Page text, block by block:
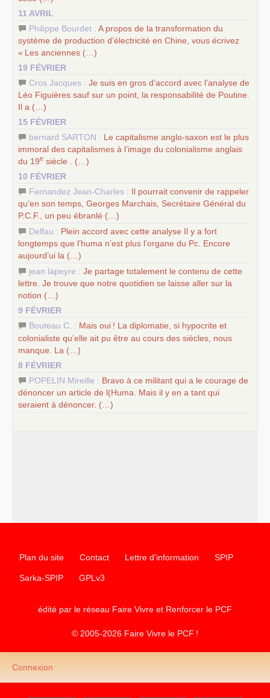
11 AVRIL
Philippe Bourdet : A propos de la transformation du
système de production d’électricité en Chine, vous écrivez
« Les anciennes (…)
19 FÉVRIER
Cros Jacques : Je suis en gros d’accord avec l’analyse de
Léo Figuières sauf sur un point, la responsabilité de Poutine.
Il a (…)
15 FÉVRIER
bernard SARTON : Le capitalisme anglo-saxon est le plus
immoral des capitalismes à l’image du colonialisme anglais
du 19e siècle . (…)
10 FÉVRIER
Fernandez Jean-Charles : Il pourrait convenir de rappeler
qu’en son temps, Georges Marchais, Secrétaire Général du
P.C. F., un peu ébranlé (…)
Delfau : Plein accord avec cette analyse Il y a fort
longtemps que l’huma n’est plus l’organe du Pc. Encore
aujourd’ui la (…)
jean lapeyre : Je partage totalement le contenu de cette
lettre. Je trouve que notre quotidien se laisse aller sur la
notion (…)
9 FÉVRIER
Bouteau C. : Mais oui ! La diplomatie, si hypocrite et
colonialiste qu’elle ait pu être au cours des siècles, nous
manque. La (…)
8 FÉVRIER
POPELIN Mireille : Bravo à ce militant qui a le courage de
dénoncer un article de l(Huma. Mais il y en a tant qui
seraient à dénoncer. (…)
Plan du site Contact Lettre d'information SPIP
Sarka-SPIP GPLv3
édité par le réseau Faire Vivre et Renforcer le PCF
© 2005-2026 Faire Vivre le PCF !
Connexion